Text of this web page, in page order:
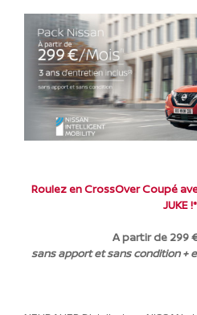
Roulez en CrossOver Coupé
JUKE !*
A partir de 299
sans apport et sans condition +